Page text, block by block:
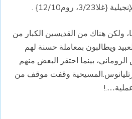
23، روم12/10} .
ولكن هناك من القديسين الكبار من
ويطالبون بمعاملة حسنة لهم
بينما احتقر البعض منهم
وقفت موقف من
…
.!